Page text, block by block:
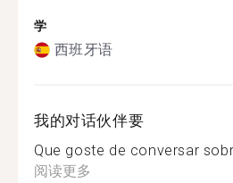
学
西班牙语
我的对话伙伴要
Que goste de conversar
阅读更多